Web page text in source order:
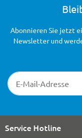
Newsletter-
Abonnieren Sie jetzt
Newsletter und
Service Hotline